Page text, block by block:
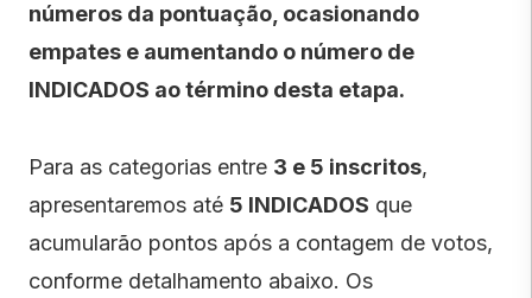
números da pontuação, ocasionando
empates e aumentando o número de
INDICADOS ao término desta etapa.
Para as categorias entre 3 e 5 inscritos,
apresentaremos até 5 INDICADOS que
acumularão pontos após a contagem de votos,
conforme detalhamento abaixo. Os